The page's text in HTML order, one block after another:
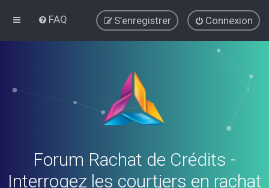
FAQ Connexion
S’enregistrer
Forum Rachat de Crédits -
Interrogez les courtiers en rachat